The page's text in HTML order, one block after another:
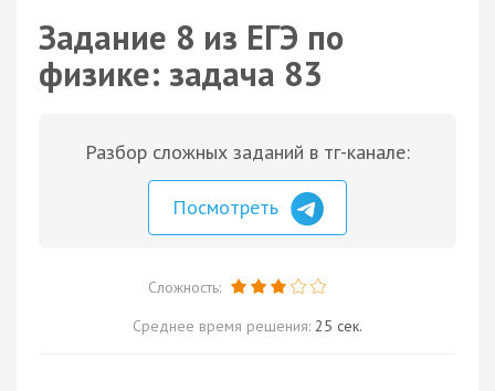
Задание 8 из ЕГЭ по
физике: задача 83
Разбор сложных заданий в тг-канале:
Посмотреть
Сложность:
Среднее время решения: 25 сек.